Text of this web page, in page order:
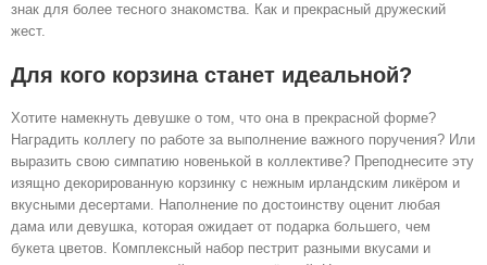
знак для более тесного знакомства. Как и прекрасный дружеский
жест.
Для кого корзина станет идеальной?
Хотите намекнуть девушке о том, что она в прекрасной форме?
Наградить коллегу по работе за выполнение важного поручения? Или
выразить свою симпатию новенькой в коллективе? Преподнесите эту
изящно декорированную корзинку с нежным ирландским ликёром и
вкусными десертами. Наполнение по достоинству оценит любая
дама или девушка, которая ожидает от подарка большего, чем
букета цветов. Комплексный набор пестрит разными вкусами и